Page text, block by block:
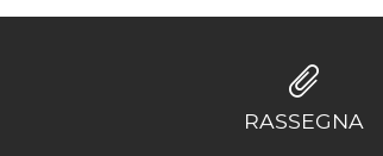
RASSEGNA